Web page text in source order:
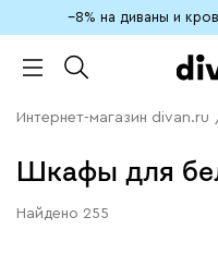
−8% на диваны и
Интернет-магазин divan.ru
Шкафы для
Найдено 255